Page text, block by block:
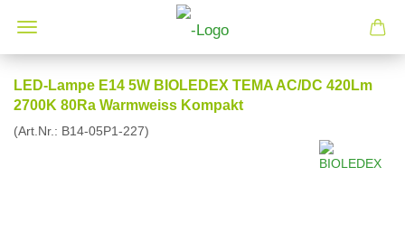
LED-Lampe E14 5W BIOLEDEX TEMA AC/DC 420Lm
2700K 80Ra Warmweiss Kompakt
(Art.Nr.: B14-05P1-227)